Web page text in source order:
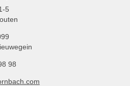
5
98